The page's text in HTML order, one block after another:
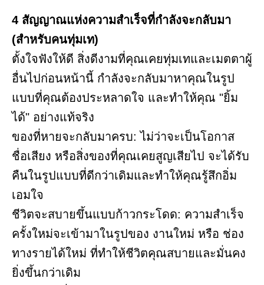
4 สัญญาณแห่งความสำเร็จที่กำลังจะกลับมา
(สำหรับคนทุ่มเท)
ตั้งใจฟังให้ดี สิ่งดีงามที่คุณเคยทุ่มเทและเมตตาผู้
อื่นไปก่อนหน้านี้ กำลังจะกลับมาหาคุณในรูป
แบบที่คุณต้องประหลาดใจ และทำให้คุณ "ยิ้ม
ได้" อย่างแท้จริง
ของที่หายจะกลับมาครบ: ไม่ว่าจะเป็นโอกาส
ชื่อเสียง หรือสิ่งของที่คุณเคยสูญเสียไป จะได้รับ
คืนในรูปแบบที่ดีกว่าเดิมและทำให้คุณรู้สึกอิ่ม
เอมใจ
ชีวิตจะสบายขึ้นแบบก้าวกระโดด: ความสำเร็จ
ครั้งใหม่จะเข้ามาในรูปของ งานใหม่ หรือ ช่อง
ทางรายได้ใหม่ ที่ทำให้ชีวิตคุณสบายและมั่นคง
ยิ่งขึ้นกว่าเดิม